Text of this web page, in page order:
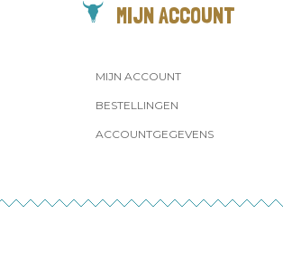
MIJN ACCOUNT
MIJN ACCOUNT
BESTELLINGEN
ACCOUNTGEGEVENS